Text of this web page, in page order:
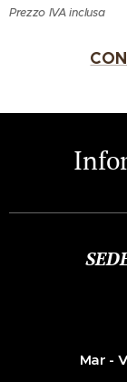
Prezzo IVA inclusa
Mar -